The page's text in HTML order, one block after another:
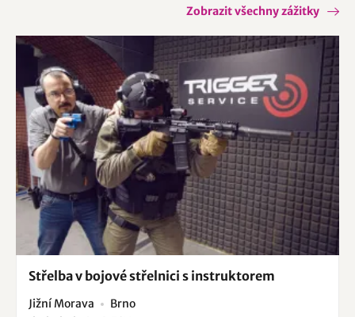
Rosice Rudice
Strážnice
Zaječí
Židlochovice
Zobrazit všechny zážitky
Střelba v bojové střelnici s instruktorem
Jižní Morava Brno